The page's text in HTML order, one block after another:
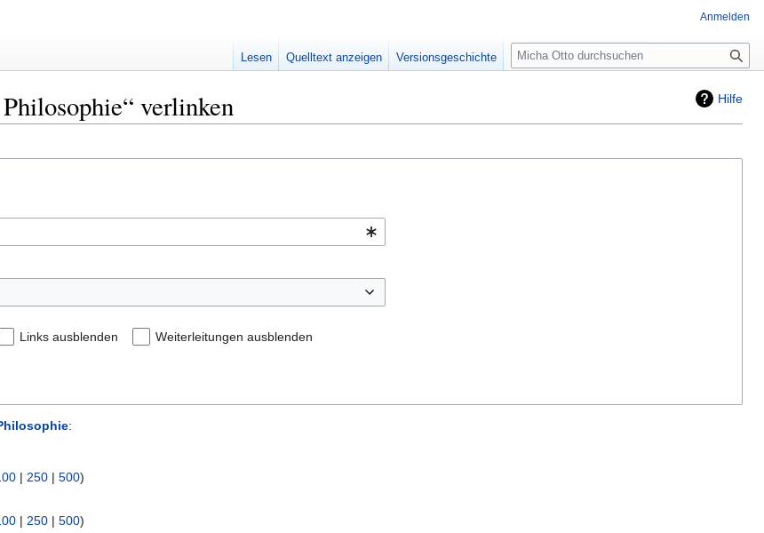
Hilfe
verlinken
Links ausblenden Weiterleitungen ausblenden
:
| 250 | 500)
| 250 | 500)
Anmelden
Lesen Quelltext anzeigen Versionsgeschichte
Suche